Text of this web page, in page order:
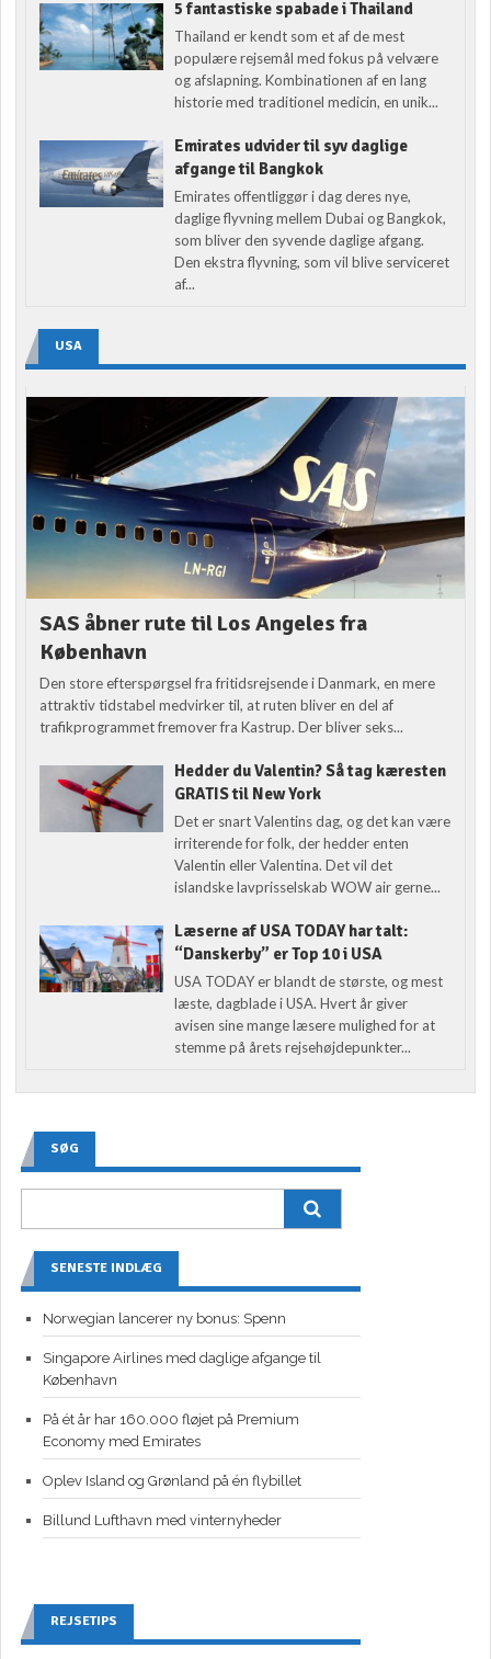
5 fantastiske spabade i Thailand
Thailand er kendt som et af de mest
populære rejsemål med fokus på velvære
og afslapning. Kombinationen af en lang
historie med traditionel medicin, en unik...
Emirates udvider til syv daglige
afgange til Bangkok
Emirates offentliggør i dag deres nye,
daglige flyvning mellem Dubai og Bangkok,
som bliver den syvende daglige afgang.
Den ekstra flyvning, som vil blive serviceret
af...
USA
SAS åbner rute til Los Angeles fra
København
Den store efterspørgsel fra fritidsrejsende i Danmark, en mere
attraktiv tidstabel medvirker til, at ruten bliver en del af
trafikprogrammet fremover fra Kastrup. Der bliver seks...
Hedder du Valentin? Så tag kæresten
GRATIS til New York
Det er snart Valentins dag, og det kan være
irriterende for folk, der hedder enten
Valentin eller Valentina. Det vil det
islandske lavprisselskab WOW air gerne...
Læserne af USA TODAY har talt:
“Danskerby” er Top 10 i USA
USA TODAY er blandt de største, og mest
læste, dagblade i USA. Hvert år giver
avisen sine mange læsere mulighed for at
stemme på årets rejsehøjdepunkter...
SØG
SENESTE INDLÆG
Norwegian lancerer ny bonus: Spenn
Singapore Airlines med daglige afgange til
København
På ét år har 160.000 fløjet på Premium
Economy med Emirates
Oplev Island og Grønland på én flybillet
Billund Lufthavn med vinternyheder
REJSETIPS